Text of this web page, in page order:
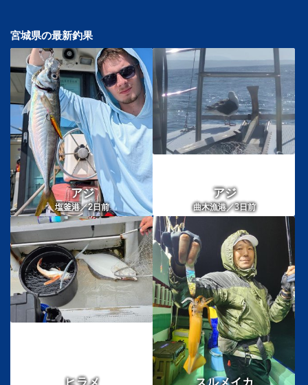
宮城県の最新釣果
アジ
塩釜港／2日前
アジ
曲木漁港／3日前